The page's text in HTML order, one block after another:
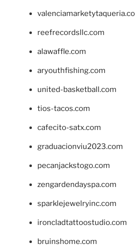
reefrecordsllc.com
alawaffle.com
aryouthfishing.com
united-basketball.com
tios-tacos.com
cafecito-satx.com
graduacionviu2023.com
pecanjackstogo.com
zengardendayspa.com
sparklejewelryinc.com
ironcladtattoostudio.com
bruinshome.com